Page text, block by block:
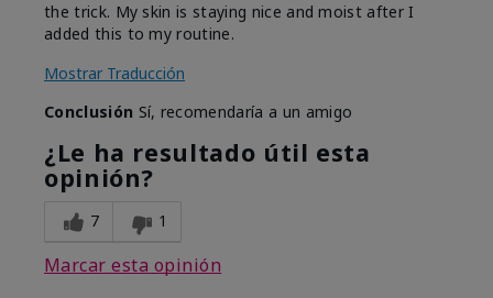
the trick. My skin is staying nice and moist after I
added this to my routine.
Mostrar Traducción
Conclusión Sí, recomendaría a un amigo
¿Le ha resultado útil esta
opinión?
7 1
Marcar esta opinión